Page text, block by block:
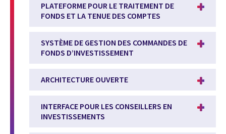
PLATEFORME POUR LE TRAITEMENT DE
FONDS ET LA TENUE DES COMPTES
SYSTÈME DE GESTION DES COMMANDES DE
FONDS D’INVESTISSEMENT
ARCHITECTURE OUVERTE
INTERFACE POUR LES CONSEILLERS EN
INVESTISSEMENTS